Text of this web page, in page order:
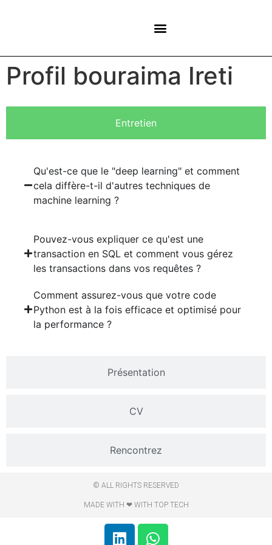
Profil bouraima Ireti
Entretien
Présentation
CV
Rencontrez
Qu'est-ce que le "deep learning" et comment
cela diffère-t-il d'autres techniques de
machine learning ?
Pouvez-vous expliquer ce qu'est une
transaction en SQL et comment vous gérez
les transactions dans vos requêtes ?
Comment assurez-vous que votre code
Python est à la fois efficace et optimisé pour
la performance ?
© ALL RIGHTS RESERVED
MADE WITH ❤ WITH TOP TECH​